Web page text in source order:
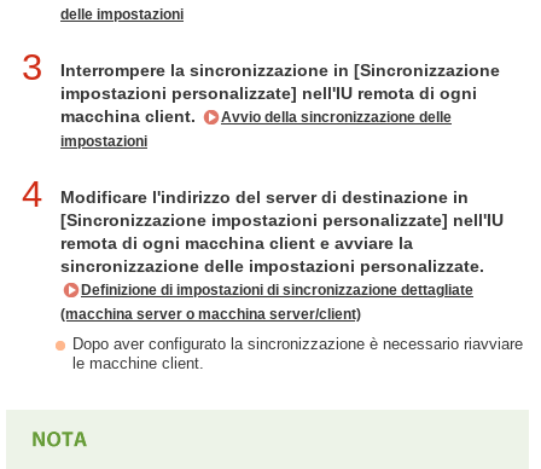
delle impostazioni
3
Interrompere la sincronizzazione in [Sincronizzazione
impostazioni personalizzate] nell'IU remota di ogni
macchina client.
Avvio della sincronizzazione delle
impostazioni
4
Modificare l'indirizzo del server di destinazione in
[Sincronizzazione impostazioni personalizzate] nell'IU
remota di ogni macchina client e avviare la
sincronizzazione delle impostazioni personalizzate.
Definizione di impostazioni di sincronizzazione dettagliate
(macchina server o macchina server/client)
Dopo aver configurato la sincronizzazione è necessario riavviare
le macchine client.